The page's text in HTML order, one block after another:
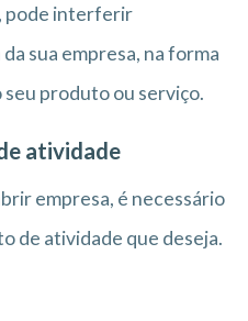
pode interferir
sua empresa, na forma
produto ou serviço.
atividade
empresa, é necessário
de atividade que deseja.